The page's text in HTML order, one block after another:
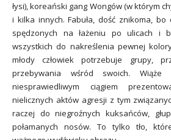
łysi), koreański gang Wongów (w którym
i kilka innych. Fabuła, dość znikoma,
spędzonych na łażeniu po ulicach i
wszystkich do nakreślenia pewnej
młody człowiek potrzebuje grupy,
przebywania wśród swoich.
niesprawiedliwym ciągiem
nielicznych aktów agresji z tym
raczej do niegroźnych kuksańców,
połamanych nosów. To tylko tło,